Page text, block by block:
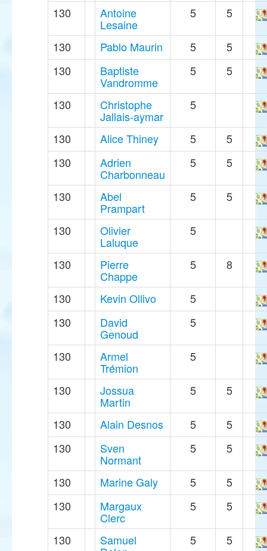
130
Antoine
Lesaine
5 5
130 Pablo Maurin 5
5
130
Baptiste
Vandromme
5 5
130 Christophe
Jallais-aymar
5
130 Alice Thiney 5
5
130
Adrien
Charbonneau
5 5
130 Abel
Prampart
5 5
130 Olivier
Laluque
5
130 Pierre
Chappe
5 8
130 Kevin Ollivo
5
130
David
Genoud
5
130 Armel
Trémion
5
130 Jossua
Martin
5 5
130 Alain Desnos 5
5
130
Sven
Normant
5 5
130 Marine Galy 5
5
130
Margaux
Clerc
5 5
130 Samuel 5 5